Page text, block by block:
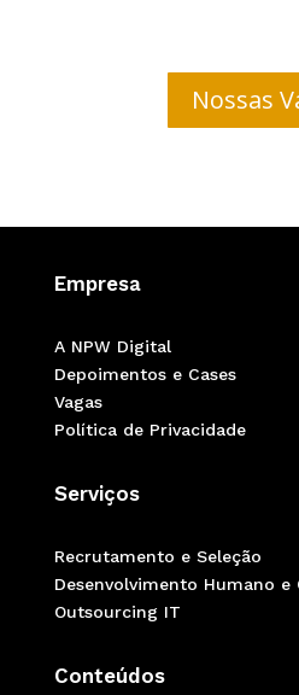
Nossas
Empresa
A NPW Digital
Depoimentos e Cases
Vagas
Política de Privacidade
Serviços
Recrutamento e Seleção
Desenvolvimento Humano e
Outsourcing IT
Conteúdos